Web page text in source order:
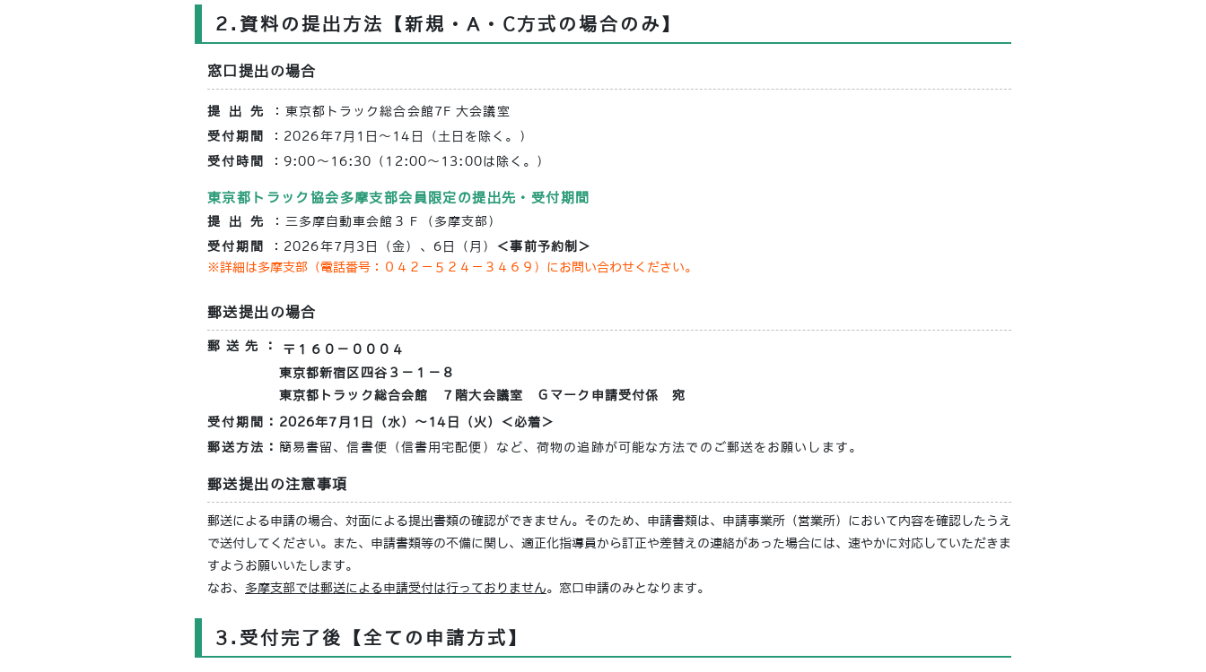
2.資料の提出方法【新規・A・C方式の場合のみ】
窓口提出の場合
提出先
：東京都トラック総合会館7F 大会議室
受付期間
：2026年7月1日～14日（土日を除く。）
受付時間
：9:00～16:30（12:00～13:00は除く。）
東京都トラック協会多摩支部会員限定の提出先・受付期間
提出先
：三多摩自動車会館３Ｆ（多摩支部）
受付期間
：2026年7月3日（金）、6日（月） ＜事前予約制＞
※詳細は多摩支部（電話番号：０４２－５２４－３４６９）にお問い合わせください。
郵送提出の場合
郵送先： 〒１６０－０００４
東京都新宿区四谷３－１－８
東京都トラック総合会館 ７階大会議室 Ｇマーク申請受付係 宛
受付期間： 2026年7月1日（水）～14日（火）＜必着＞
郵送方法： 簡易書留、信書便（信書用宅配便）など、荷物の追跡が可能な方法でのご郵送をお願いします。
郵送提出の注意事項
郵送による申請の場合、対面による提出書類の確認ができません。そのため、申請書類は、申請事業所（営業所）において内容を確認したうえ
で送付してください。また、申請書類等の不備に関し、適正化指導員から訂正や差替えの連絡があった場合には、速やかに対応していただきま
すようお願いいたします。
なお、 多摩支部では郵送による申請受付は行っておりません。窓口申請のみとなります。
3.受付完了後【全ての申請方式】